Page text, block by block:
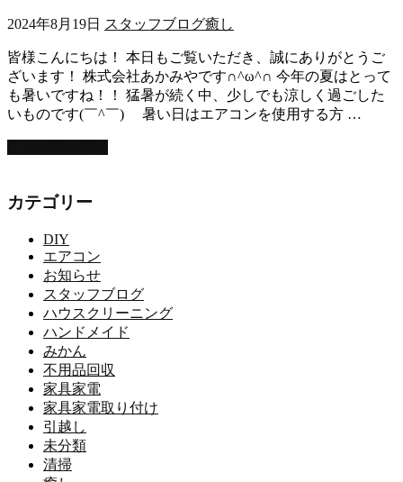
2024年8月19日 スタッフブログ癒し
皆様こんにちは！ 本日もご覧いただき、誠にありがとうご
ざいます！ 株式会社あかみやです∩^ω^∩ 今年の夏はとって
も暑いですね！！ 猛暑が続く中、少しでも涼しく過ごした
いものです(￣^￣)ゞ 暑い日はエアコンを使用する方 …
カテゴリー
DIY
エアコン
お知らせ
スタッフブログ
ハウスクリーニング
ハンドメイド
みかん
不用品回収
家具家電
家具家電取り付け
引越し
未分類
清掃